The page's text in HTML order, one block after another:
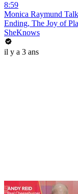
8:59
Monica Raymund
Ending, The Joy of
SheKnows
il y a 3 ans